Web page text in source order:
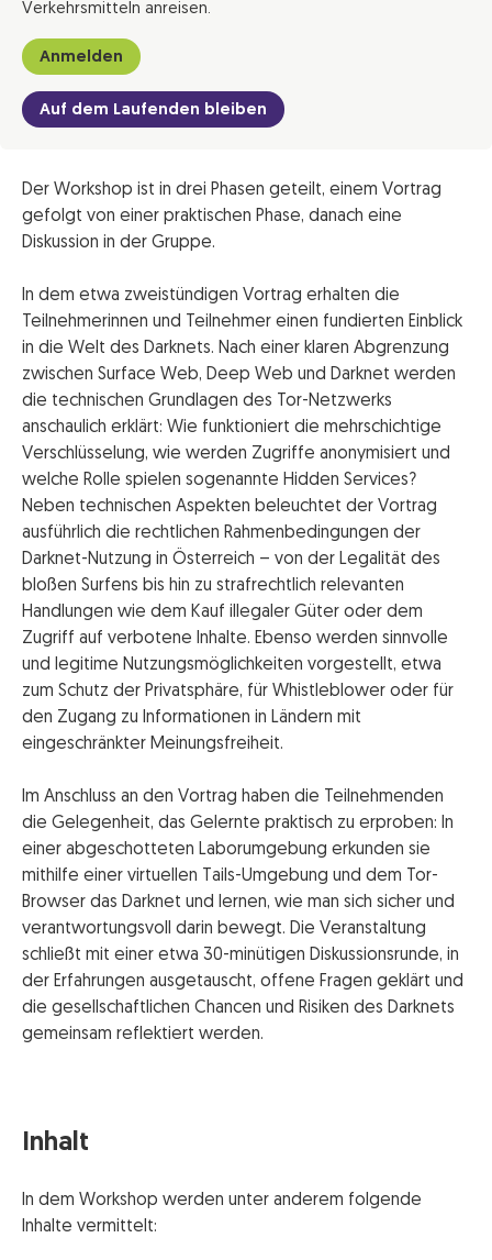
Verkehrsmitteln anreisen.
Anmelden
Auf dem Laufenden bleiben
Der Workshop ist in drei Phasen geteilt, einem Vortrag
gefolgt von einer praktischen Phase, danach eine
Diskussion in der Gruppe.
In dem etwa zweistündigen Vortrag erhalten die
Teilnehmerinnen und Teilnehmer einen fundierten Einblick
in die Welt des Darknets. Nach einer klaren Abgrenzung
zwischen Surface Web, Deep Web und Darknet werden
die technischen Grundlagen des Tor-Netzwerks
anschaulich erklärt: Wie funktioniert die mehrschichtige
Verschlüsselung, wie werden Zugriffe anonymisiert und
welche Rolle spielen sogenannte Hidden Services?
Neben technischen Aspekten beleuchtet der Vortrag
ausführlich die rechtlichen Rahmenbedingungen der
Darknet-Nutzung in Österreich – von der Legalität des
bloßen Surfens bis hin zu strafrechtlich relevanten
Handlungen wie dem Kauf illegaler Güter oder dem
Zugriff auf verbotene Inhalte. Ebenso werden sinnvolle
und legitime Nutzungsmöglichkeiten vorgestellt, etwa
zum Schutz der Privatsphäre, für Whistleblower oder für
den Zugang zu Informationen in Ländern mit
eingeschränkter Meinungsfreiheit.
Im Anschluss an den Vortrag haben die Teilnehmenden
die Gelegenheit, das Gelernte praktisch zu erproben: In
einer abgeschotteten Laborumgebung erkunden sie
mithilfe einer virtuellen Tails-Umgebung und dem Tor-
Browser das Darknet und lernen, wie man sich sicher und
verantwortungsvoll darin bewegt. Die Veranstaltung
schließt mit einer etwa 30-minütigen Diskussionsrunde, in
der Erfahrungen ausgetauscht, offene Fragen geklärt und
die gesellschaftlichen Chancen und Risiken des Darknets
gemeinsam reflektiert werden.
Inhalt
In dem Workshop werden unter anderem folgende
Inhalte vermittelt: